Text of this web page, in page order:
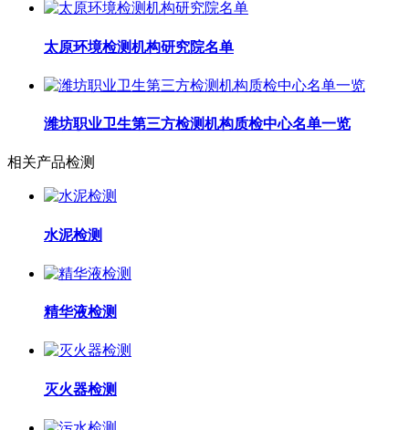
太原环境检测机构研究院名单
潍坊职业卫生第三方检测机构质检中心名单一览
相关产品检测
水泥检测
精华液检测
灭火器检测